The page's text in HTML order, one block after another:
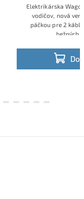
Do
Elektrikárska
vodičov, nová
páčkou pre 2
bežných